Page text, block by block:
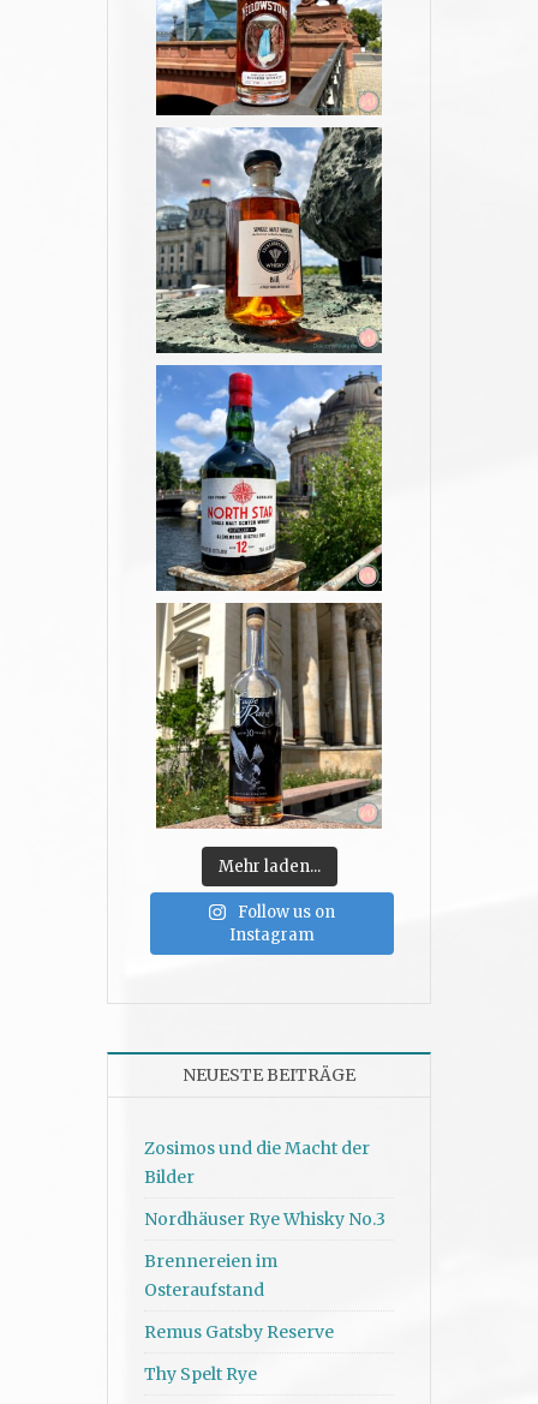
Mehr laden...
Follow us on
Instagram
NEUESTE BEITRÄGE
Zosimos und die Macht der
Bilder
Nordhäuser Rye Whisky No.3
Brennereien im
Osteraufstand
Remus Gatsby Reserve
Thy Spelt Rye